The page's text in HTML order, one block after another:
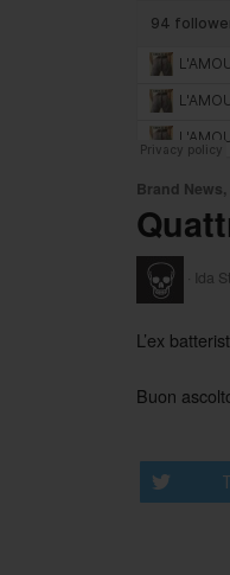
Brand News,
Ida
L’ex
Buon